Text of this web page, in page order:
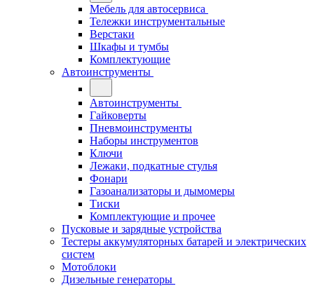
Мебель для автосервиса
Тележки инструментальные
Верстаки
Шкафы и тумбы
Комплектующие
Автоинструменты
Автоинструменты
Гайковерты
Пневмоинструменты
Наборы инструментов
Ключи
Лежаки, подкатные стулья
Фонари
Газоанализаторы и дымомеры
Тиски
Комплектующие и прочее
Пусковые и зарядные устройства
Тестеры аккумуляторных батарей и электрических
систем
Мотоблоки
Дизельные генераторы